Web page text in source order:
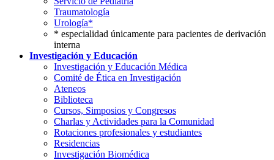
Traumatología
Urología*
* especialidad únicamente para pacientes de derivación
interna
Investigación y Educación
Investigación y Educación Médica
Comité de Ética en Investigación
Ateneos
Biblioteca
Cursos, Simposios y Congresos
Charlas y Actividades para la Comunidad
Rotaciones profesionales y estudiantes
Residencias
Investigación Biomédica